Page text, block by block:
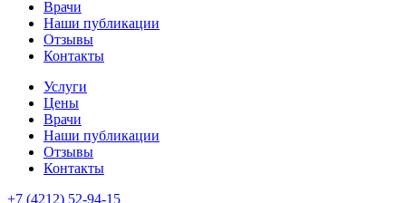
Врачи
Наши публикации
Отзывы
Контакты
Услуги
Цены
Врачи
Наши публикации
Отзывы
Контакты
+7 (4212) 52-94-15